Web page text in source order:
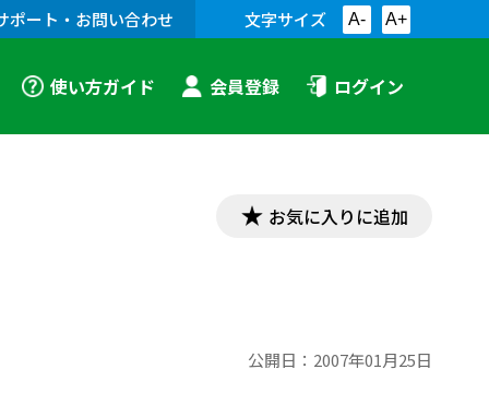
ポート・お問い合わせ 文字サイズ A- A+
使い方ガイド 会員登録 ログイン
お気に入りに追加
公開日： 2007年01月25日